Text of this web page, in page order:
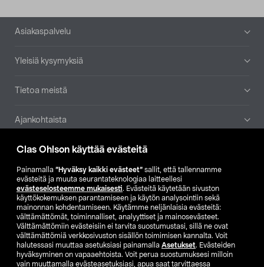
Clas Ohlson käyttää evästeitä
Painamalla ”Hyväksy kaikki evästeet” sallit, että tallennamme
evästeitä ja muuta seurantateknologiaa laitteellesi
evästeselosteemme mukaisesti. Evästeitä käytetään sivuston
käyttökokemuksen parantamiseen ja käytön analysointiin sekä
mainonnan kohdentamiseen. Käytämme neljänlaisia evästeitä:
välttämättömät, toiminnalliset, analyyttiset ja mainosevästeet.
Välttämättömiin evästeisiin ei tarvita suostumustasi, sillä ne ovat
välttämättömiä verkkosivuston sisällön toimimisen kannalta. Voit
halutessasi muuttaa asetuksiasi painamalla Asetukset. Evästeiden
hyväksyminen on vapaaehtoista. Voit perua suostumuksesi milloin
vain muuttamalla evästeasetuksiasi, apua saat tarvittaessa
Alatunniste
Asiakaspalvelu
Yleisiä kysymyksiä
Tietoa meistä
Ajankohtaista
Muut yrityksemme
Etsi myymälä
SE NO FI
FI SV